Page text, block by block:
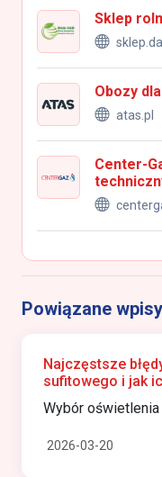
Sklep
Obozy
atas.pl
Center-
Powiązane wpisy
Najczęstsze
sufitowego i jak
Wybór
2026-03-20